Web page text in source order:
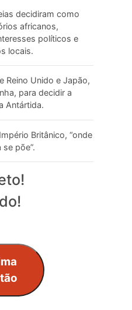
decidiram como
africanos,
políticos e
locais.
Reino Unido e Japão,
para decidir a
Antártida.
Britânico, “onde
põe”.